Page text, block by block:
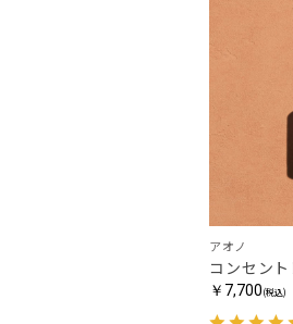
アオノ
コンセン
￥7,700(税込)